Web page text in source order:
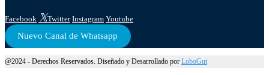
Facebook Twitter Instagram Youtube
Nuevo Canal de Whatsapp
@2024 - Derechos Reservados. Diseñado y Desarrollado por LoboGut